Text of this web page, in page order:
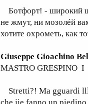
Ботфорт! - широкий
не жмут, ни мозолéй
хотите охрометь, как
Giuseppe Gioachino
MASTRO GRESPINO I
Stretti?! Ma gguardi